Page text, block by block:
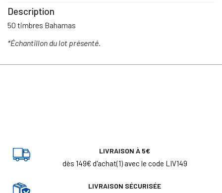
Description
50 timbres Bahamas
*Échantillon du lot présenté.
LIVRAISON À 5€
dès 149€ d'achat(1) avec le code LIV149
LIVRAISON SÉCURISÉE